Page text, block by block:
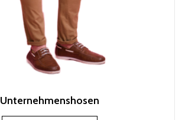
Unternehmenshosen